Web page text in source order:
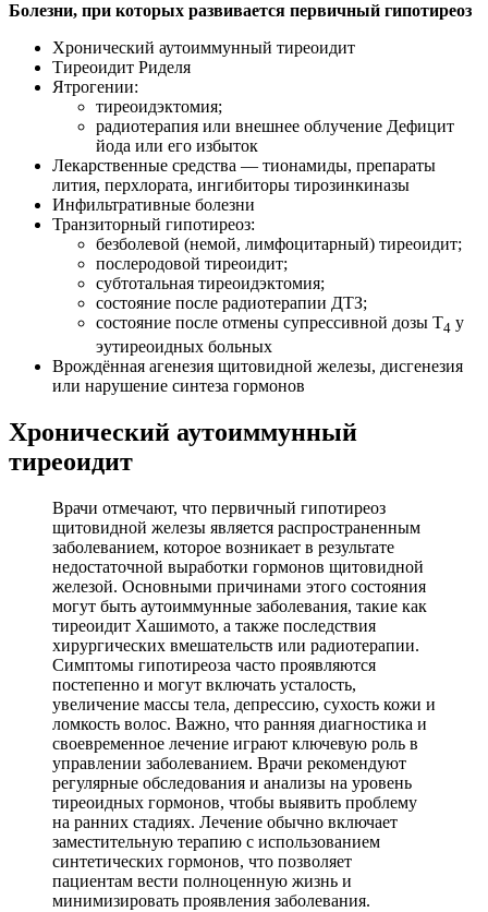
Болезни, при которых развивается первичный гипотиреоз
Хронический аутоиммунный тиреоидит
Тиреоидит Риделя
Ятрогении:
тиреоидэктомия;
радиотерапия или внешнее облучение Дефицит
йода или его избыток
Лекарственные средства — тионамиды, препараты
лития, перхлората, ингибиторы тирозинкиназы
Инфильтративные болезни
Транзиторный гипотиреоз:
безболевой (немой, лимфоцитарный) тиреоидит;
послеродовой тиреоидит;
субтотальная тиреоидэктомия;
состояние после радиотерапии ДТЗ;
состояние после отмены супрессивной дозы Т4 у
эутиреоидных больных
Врождённая агенезия щитовидной железы, дисгенезия
или нарушение синтеза гормонов
Хронический аутоиммунный
тиреоидит
Врачи отмечают, что первичный гипотиреоз
щитовидной железы является распространенным
заболеванием, которое возникает в результате
недостаточной выработки гормонов щитовидной
железой. Основными причинами этого состояния
могут быть аутоиммунные заболевания, такие как
тиреоидит Хашимото, а также последствия
хирургических вмешательств или радиотерапии.
Симптомы гипотиреоза часто проявляются
постепенно и могут включать усталость,
увеличение массы тела, депрессию, сухость кожи и
ломкость волос. Важно, что ранняя диагностика и
своевременное лечение играют ключевую роль в
управлении заболеванием. Врачи рекомендуют
регулярные обследования и анализы на уровень
тиреоидных гормонов, чтобы выявить проблему
на ранних стадиях. Лечение обычно включает
заместительную терапию с использованием
синтетических гормонов, что позволяет
пациентам вести полноценную жизнь и
минимизировать проявления заболевания.